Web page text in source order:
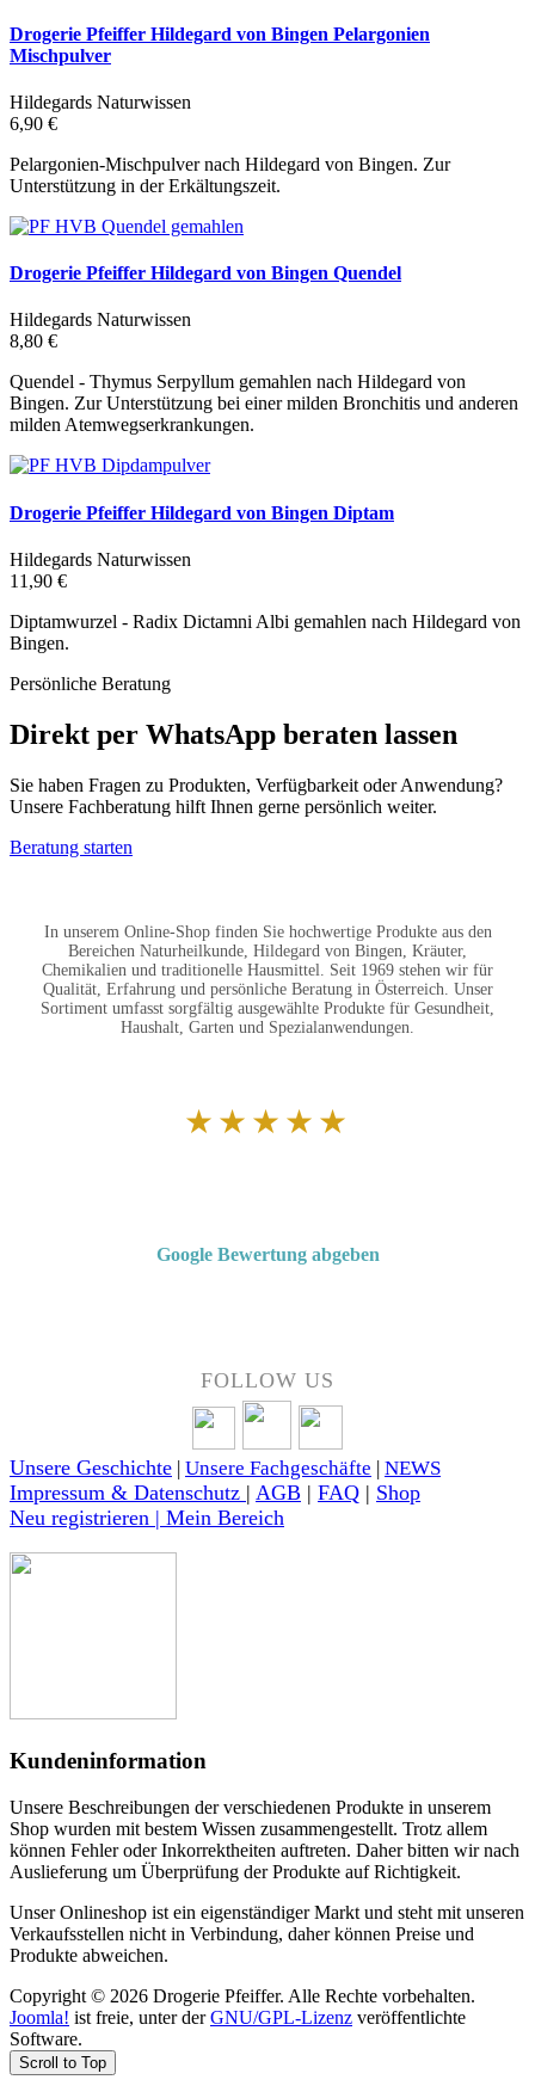
Drogerie Pfeiffer Hildegard von Bingen Pelargonien
Mischpulver
Hildegards Naturwissen
6,90 €
Pelargonien-Mischpulver nach Hildegard von Bingen. Zur
Unterstützung in der Erkältungszeit.
Drogerie Pfeiffer Hildegard von Bingen Quendel
Hildegards Naturwissen
8,80 €
Quendel - Thymus Serpyllum gemahlen nach Hildegard von
Bingen. Zur Unterstützung bei einer milden Bronchitis und anderen
milden Atemwegserkrankungen.
Drogerie Pfeiffer Hildegard von Bingen Diptam
Hildegards Naturwissen
11,90 €
Diptamwurzel - Radix Dictamni Albi gemahlen nach Hildegard von
Bingen.
Persönliche Beratung
Direkt per WhatsApp beraten lassen
Sie haben Fragen zu Produkten, Verfügbarkeit oder Anwendung?
Unsere Fachberatung hilft Ihnen gerne persönlich weiter.
Beratung starten
In unserem Online-Shop finden Sie hochwertige Produkte aus den
Bereichen Naturheilkunde, Hildegard von Bingen, Kräuter,
Chemikalien und traditionelle Hausmittel. Seit 1969 stehen wir für
Qualität, Erfahrung und persönliche Beratung in Österreich. Unser
Sortiment umfasst sorgfältig ausgewählte Produkte für Gesundheit,
Haushalt, Garten und Spezialanwendungen.
★★★★★
Google Bewertung abgeben
FOLLOW US
Unsere Geschichte | Unsere Fachgeschäfte | NEWS
Impressum & Datenschutz | AGB | FAQ | Shop
Neu registrieren | Mein Bereich
Kundeninformation
Unsere Beschreibungen der verschiedenen Produkte in unserem
Shop wurden mit bestem Wissen zusammengestellt. Trotz allem
können Fehler oder Inkorrektheiten auftreten. Daher bitten wir nach
Auslieferung um Überprüfung der Produkte auf Richtigkeit.
Unser Onlineshop ist ein eigenständiger Markt und steht mit unseren
Verkaufsstellen nicht in Verbindung, daher können Preise und
Produkte abweichen.
Copyright © 2026 Drogerie Pfeiffer. Alle Rechte vorbehalten.
Joomla! ist freie, unter derGNU/GPL-Lizenz veröffentlichte
Software.
Scroll to Top